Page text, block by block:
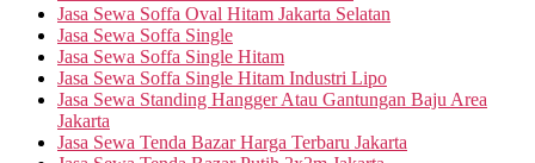
Jasa Sewa Soffa Oval Hitam Jakarta Selatan
Jasa Sewa Soffa Single
Jasa Sewa Soffa Single Hitam
Jasa Sewa Soffa Single Hitam Industri Lipo
Jasa Sewa Standing Hangger Atau Gantungan Baju Area
Jakarta
Jasa Sewa Tenda Bazar Harga Terbaru Jakarta